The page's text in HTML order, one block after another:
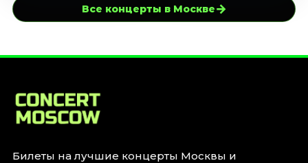
Все концерты в Москве→
Билеты на лучшие концерты Москвы и